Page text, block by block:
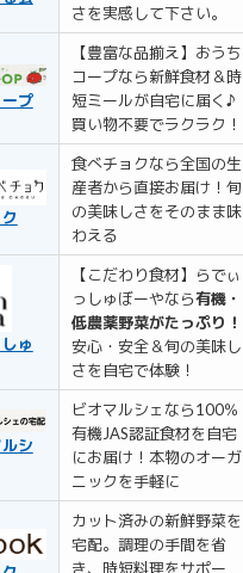
さを実感して下さい。
プ
【豊富な品揃え】おうち
コープなら新鮮食材＆時
短ミールが自宅に届く♪
買い物不要でラクラク！
食べチョクなら全国の生
産者から直接お届け！旬
の美味しさをそのまま味
わえる
ゅ
【こだわり食材】らでぃ
っしゅぼーやなら有機・
低農薬野菜がたっぷり！
安心・安全＆旬の美味し
さを自宅で体験！
シ
ビオマルシェなら100％
有機JAS認証食材を自宅
にお届け！本物のオーガ
ニックを手軽に
カット済みの新鮮野菜を
宅配。調理の手間を省
き、時短料理をサポー